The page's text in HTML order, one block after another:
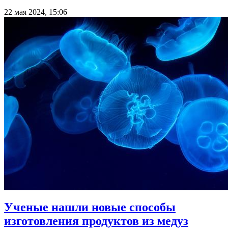
22 мая 2024, 15:06
Ученые нашли новые способы
изготовления продуктов из медуз